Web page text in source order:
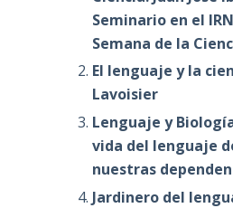
Seminario en el
Semana de la
El lenguaje y la
Lavoisier
Lenguaje y
vida del lenguaje
nuestras dependen
Jardinero del